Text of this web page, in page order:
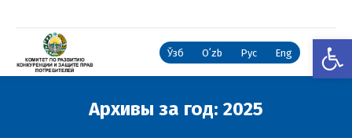
Ўзб Oʻzb Рус Eng
Архивы за год: 2025